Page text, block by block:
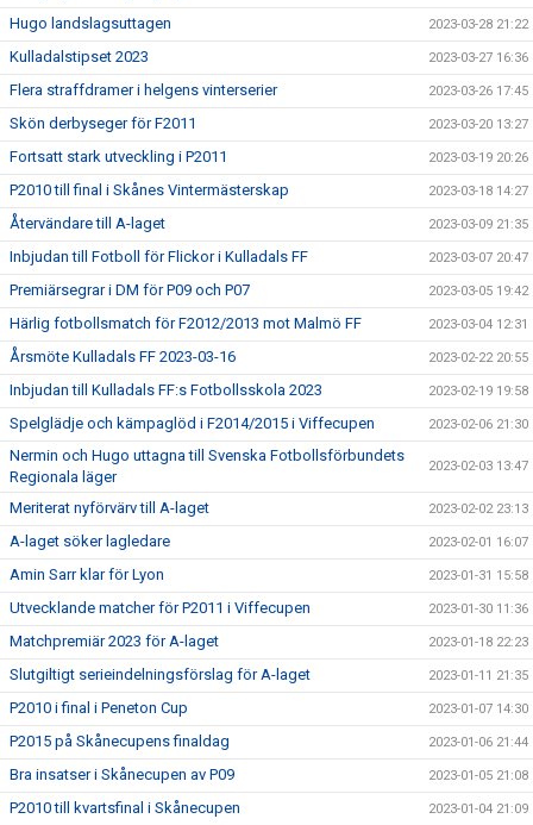
Hugo landslagsuttagen 2023-03-28 21:22
Kulladalstipset 2023 2023-03-27 16:36
Flera straffdramer i helgens vinterserier 2023-03-26 17:45
Skön derbyseger för F2011 2023-03-20 13:27
Fortsatt stark utveckling i P2011 2023-03-19 20:26
P2010 till final i Skånes Vintermästerskap 2023-03-18 14:27
Återvändare till A-laget 2023-03-09 21:35
Inbjudan till Fotboll för Flickor i Kulladals FF 2023-03-07 20:47
Premiärsegrar i DM för P09 och P07 2023-03-05 19:42
Härlig fotbollsmatch för F2012/2013 mot Malmö FF 2023-03-04 12:31
Årsmöte Kulladals FF 2023-03-16 2023-02-22 20:55
Inbjudan till Kulladals FF:s Fotbollsskola 2023 2023-02-19 19:58
Spelglädje och kämpaglöd i F2014/2015 i Viffecupen 2023-02-06 21:30
Nermin och Hugo uttagna till Svenska Fotbollsförbundets
Regionala läger
2023-02-03 13:47
Meriterat nyförvärv till A-laget 2023-02-02 23:13
A-laget söker lagledare 2023-02-01 16:07
Amin Sarr klar för Lyon 2023-01-31 15:58
Utvecklande matcher för P2011 i Viffecupen 2023-01-30 11:36
Matchpremiär 2023 för A-laget 2023-01-18 22:23
Slutgiltigt serieindelningsförslag för A-laget 2023-01-11 21:35
P2010 i final i Peneton Cup 2023-01-07 14:30
P2015 på Skånecupens finaldag 2023-01-06 21:44
Bra insatser i Skånecupen av P09 2023-01-05 21:08
P2010 till kvartsfinal i Skånecupen 2023-01-04 21:09